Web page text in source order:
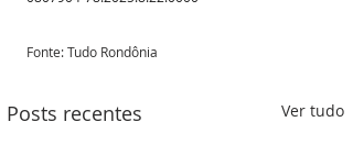
Fonte: Tudo Rondônia
Posts recentes Ver tudo